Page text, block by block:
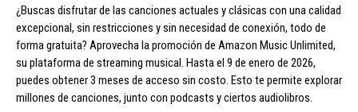
¿Buscas disfrutar de las canciones actuales y clásicas con una calidad
excepcional, sin restricciones y sin necesidad de conexión, todo de
forma gratuita? Aprovecha la promoción de Amazon Music Unlimited,
su plataforma de streaming musical. Hasta el 9 de enero de 2026,
puedes obtener 3 meses de acceso sin costo. Esto te permite explorar
millones de canciones, junto con podcasts y ciertos audiolibros.